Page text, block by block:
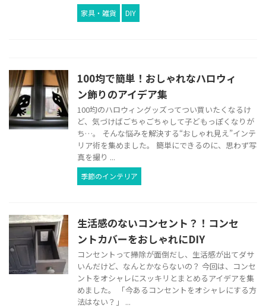
家具・雑貨 DIY
100均で簡単！おしゃれなハロウィ
ン飾りのアイデア集
100均のハロウィングッズってつい買いたくなるけ
ど、気づけばごちゃごちゃして子どもっぽくなりが
ち…。 そんな悩みを解決する“おしゃれ見え”インテ
リア術を集めました。 簡単にできるのに、思わず写
真を撮り ...
季節のインテリア
生活感のないコンセント？！コンセ
ントカバーをおしゃれにDIY
コンセントって掃除が面倒だし、生活感が出てダサ
いんだけど、なんとかならないの？ 今回は、コンセ
ントをオシャレにスッキリとまとめるアイデアを集
めました。 「今あるコンセントをオシャレにする方
法はない？」 ...